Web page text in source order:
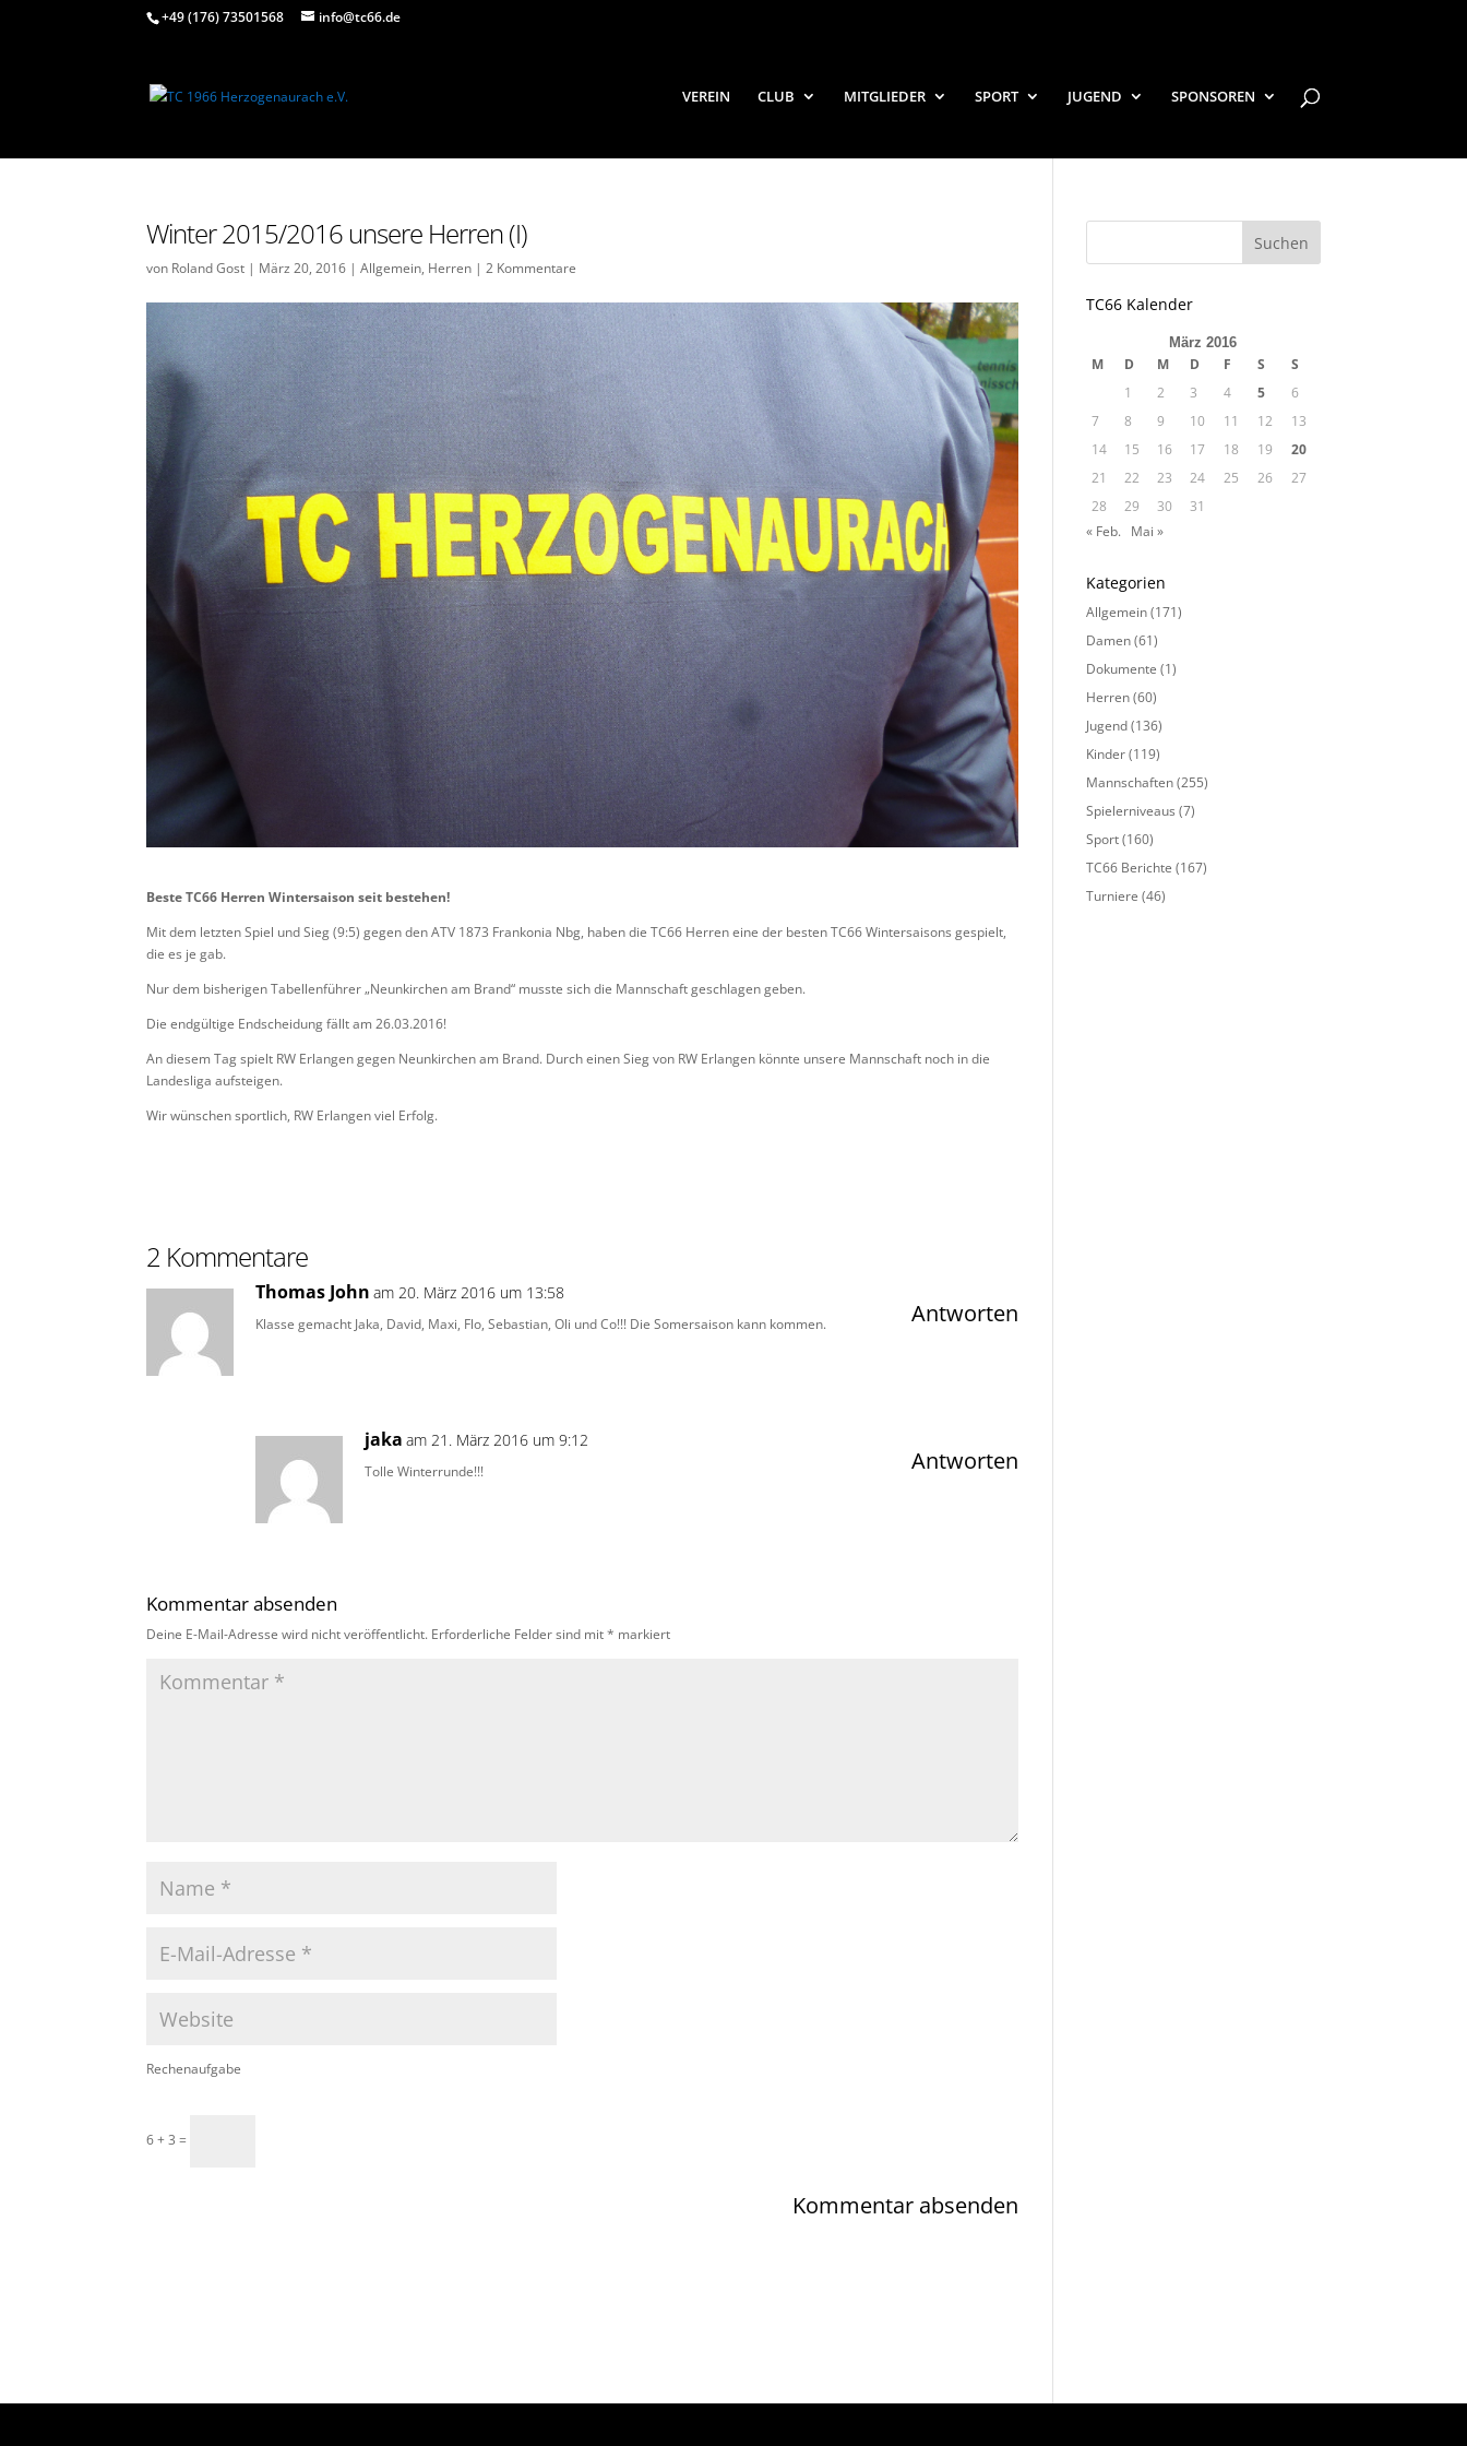
+49 (176) 73501568 info@tc66.de
VEREIN CLUB MITGLIEDER SPORT JUGEND SPONSOREN
Winter 2015/2016 unsere Herren (I)
von Roland Gost | März 20, 2016 |Allgemein, Herren |2 Kommentare
Beste TC66 Herren Wintersaison seit bestehen!
Mit dem letzten Spiel und Sieg (9:5) gegen den ATV 1873 Frankonia Nbg, haben die TC66 Herren eine der besten TC66 Wintersaisons gespielt,
die es je gab.
Nur dem bisherigen Tabellenführer „Neunkirchen am Brand“ musste sich die Mannschaft geschlagen geben.
Die endgültige Endscheidung fällt am 26.03.2016!
An diesem Tag spielt RW Erlangen gegen Neunkirchen am Brand. Durch einen Sieg von RW Erlangen könnte unsere Mannschaft noch in die
Landesliga aufsteigen.
Wir wünschen sportlich, RW Erlangen viel Erfolg.
2 Kommentare
Thomas John am 20. März 2016 um 13:58
Klasse gemacht Jaka, David, Maxi, Flo, Sebastian, Oli und Co!!! Die Somersaison kann kommen. Antworten
jaka am 21. März 2016 um 9:12
Tolle Winterrunde!!! Antworten
Kommentar absenden
Deine E-Mail-Adresse wird nicht veröffentlicht. Erforderliche Felder sind mit* markiert
Rechenaufgabe
6 + 3 =
TC66 Kalender
März 2016
M D M D F S
S
1
2 3 4 5
6
7
8 9 10 11 12
13
14
15 16 17 18 19
20
21
22 23 24 25 26
27
28
29 30
31
« Feb. Mai »
Kategorien
Allgemein(171)
Damen(61)
Dokumente (1)
Herren(60)
Jugend(136)
Kinder(119)
Mannschaften(255)
Spielerniveaus (7)
Sport(160)
TC66 Berichte (167)
Turniere (46)